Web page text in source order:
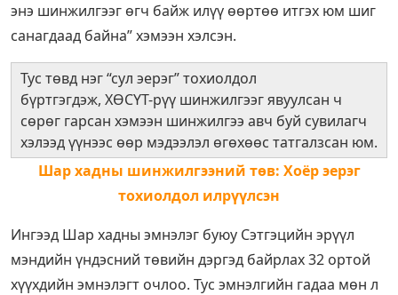
энэ шинжилгээг өгч байж илүү өөртөө итгэх юм шиг
санагдаад байна” хэмээн хэлсэн.
Тус төвд нэг “сул эерэг” тохиолдол
бүртгэгдэж, ХӨСҮТ-рүү шинжилгээг явуулсан ч
сөрөг гарсан хэмээн шинжилгээ авч буй сувилагч
хэлээд үүнээс өөр мэдээлэл өгөхөөс татгалзсан юм.
Шар хадны шинжилгээний төв: Хоёр эерэг
тохиолдол илрүүлсэн
Ингээд Шар хадны эмнэлэг буюу Сэтгэцийн эрүүл
мэндийн үндэсний төвийн дэргэд байрлах 32 ортой
хүүхдийн эмнэлэгт очлоо. Тус эмнэлгийн гадаа мөн л